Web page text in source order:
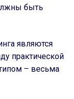
быть
являются
практической
– весьма